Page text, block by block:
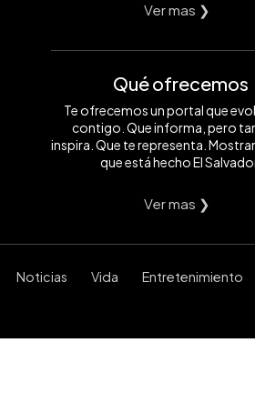
Ver mas ❯
Qué ofrecemos
Te ofrecemos un portal que
contigo. Que informa, pero
inspira. Que te representa.
que está hecho El
Ver mas ❯
Noticias Vida Entretenimiento